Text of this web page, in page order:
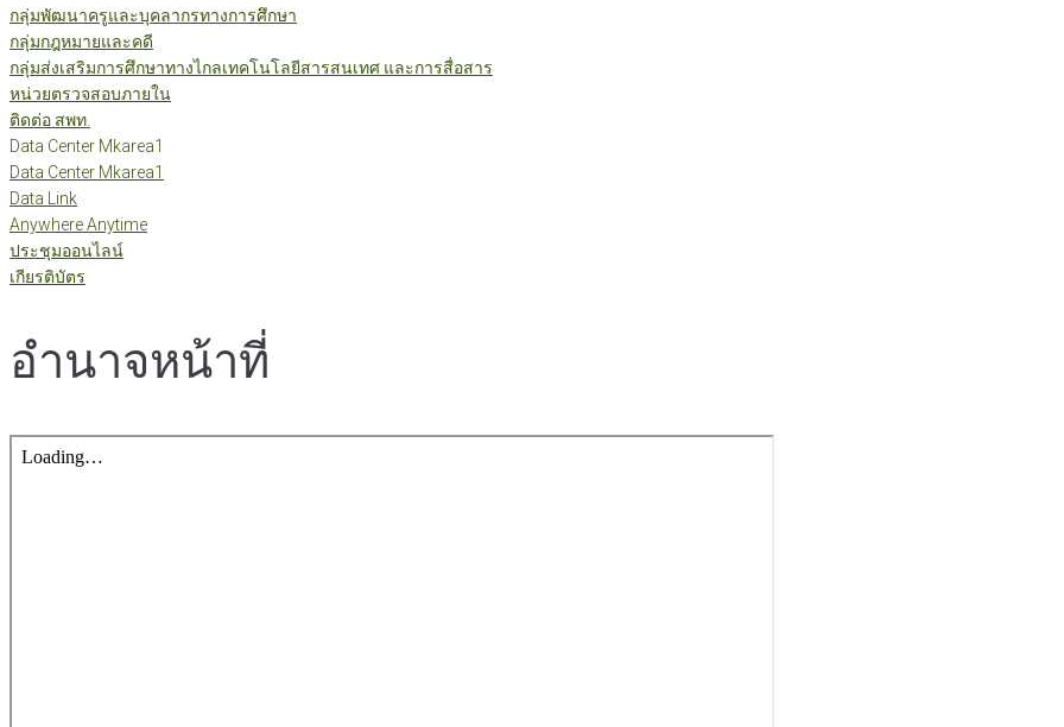
กลุ่มพัฒนาครูและบุคลากรทางการศึกษา
กลุ่มกฎหมายและคดี
กลุ่มส่งเสริมการศึกษาทางไกลเทคโนโลยีสารสนเทศ และการสื่อสาร
หน่วยตรวจสอบภายใน
ติดต่อ สพท.
Data Center Mkarea1
Data Center Mkarea1
Data Link
Anywhere Anytime
ประชุมออนไลน์
เกียรติบัตร
อำนาจหน้าที่